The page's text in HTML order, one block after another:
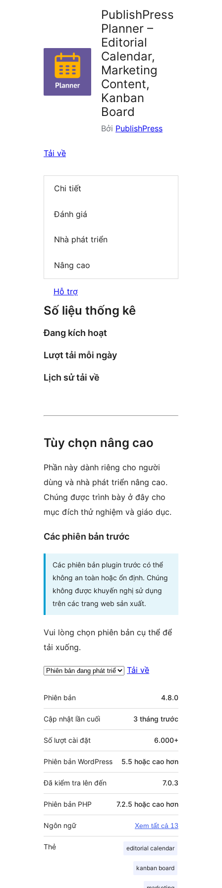
PublishPress
Planner –
Editorial
Calendar,
Marketing
Content,
Kanban
Board
Bởi PublishPress
Tải về
Chi tiết
Đánh giá
Nhà phát triển
Nâng cao
Hỗ trợ
Số liệu thống kê
Đang kích hoạt
Lượt tải mỗi ngày
Lịch sử tải về
Tùy chọn nâng cao
Phần này dành riêng cho người
dùng và nhà phát triển nâng cao.
Chúng được trình bày ở đây cho
mục đích thử nghiệm và giáo dục.
Các phiên bản trước
Các phiên bản plugin trước có thể
không an toàn hoặc ổn định. Chúng
không được khuyến nghị sử dụng
trên các trang web sản xuất.
Vui lòng chọn phiên bản cụ thể để
tải xuống.
Tải về
Meta
Phiên bản 4.8.0
Cập nhật lần cuối 3 tháng trước
Số lượt cài đặt 6.000+
Phiên bản WordPress 5.5 hoặc cao hơn
Đã kiểm tra lên đến 7.0.3
Phiên bản PHP 7.2.5 hoặc cao hơn
Ngôn ngữ Xem tất cả 13
Thẻ editorial calendar
kanban board